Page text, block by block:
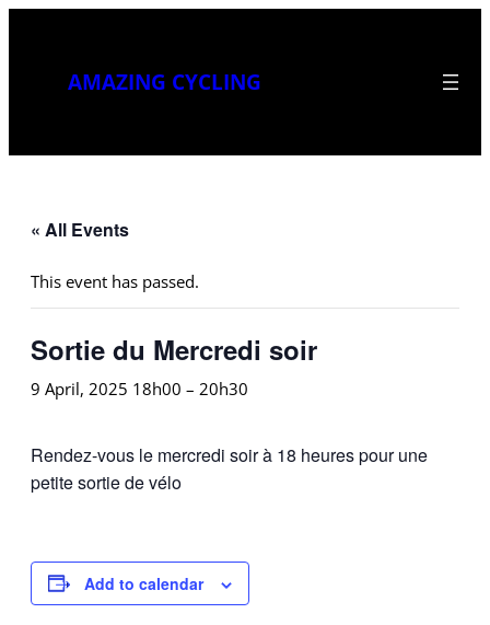
AMAZING CYCLING
« All Events
This event has passed.
Sortie du Mercredi soir
9 April, 2025 18h00 – 20h30
Rendez-vous le mercredi soir à 18 heures pour une
petite sortie de vélo
Add to calendar